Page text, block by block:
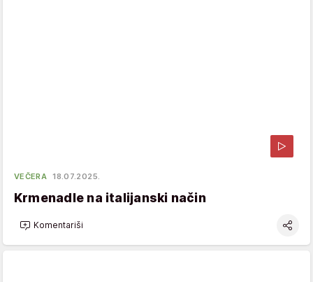
VEČERA 18.07.2025.
Krmenadle na italijanski način
Komentariši